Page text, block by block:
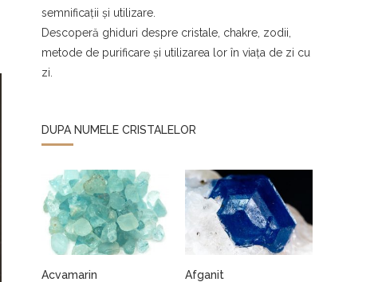
semnificații și utilizare.
Descoperă ghiduri despre cristale, chakre, zodii,
metode de purificare și utilizarea lor în viața de zi cu
zi.
DUPA NUMELE CRISTALELOR
Acvamarin Afganit